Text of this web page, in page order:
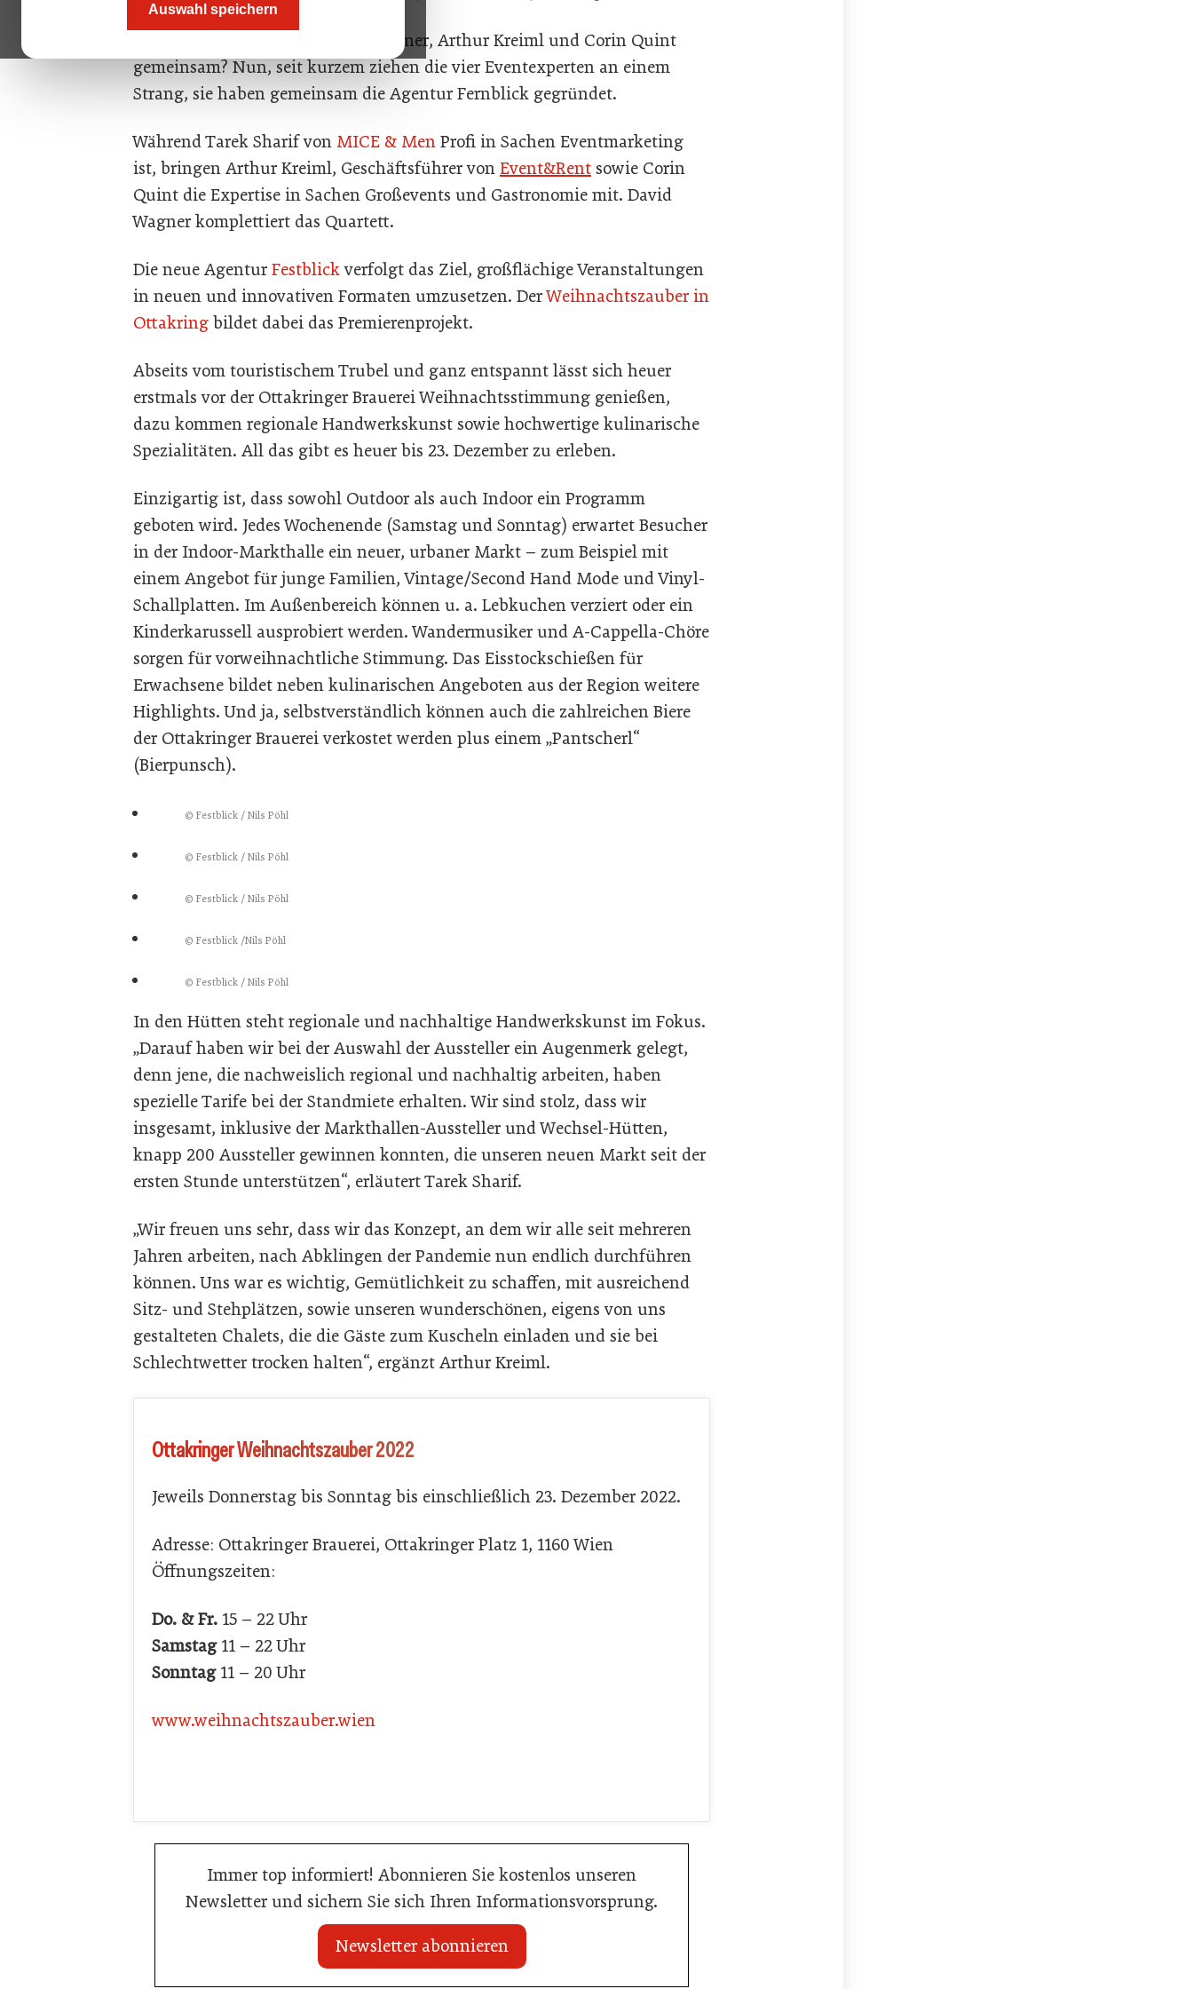
Auswahl speichern
Was haben Tarek Sharif, David Wagner, Arthur Kreiml und Corin Quint
gemeinsam? Nun, seit kurzem ziehen die vier Eventexperten an einem
Strang, sie haben gemeinsam die Agentur Fernblick gegründet.
Während Tarek Sharif von MICE & Men Profi in Sachen Eventmarketing
ist, bringen Arthur Kreiml, Geschäftsführer von Event&Rent sowie Corin
Quint die Expertise in Sachen Großevents und Gastronomie mit. David
Wagner komplettiert das Quartett.
Die neue Agentur Festblickverfolgt das Ziel, großflächige Veranstaltungen
in neuen und innovativen Formaten umzusetzen. DerWeihnachtszauber in
Ottakring bildet dabei das Premierenprojekt.
Abseits vom touristischem Trubel und ganz entspannt lässt sich heuer
erstmals vor der Ottakringer Brauerei Weihnachtsstimmung genießen,
dazu kommen regionale Handwerkskunst sowie hochwertige kulinarische
Spezialitäten. All das gibt es heuer bis 23. Dezember zu erleben.
Einzigartig ist, dass sowohl Outdoor als auch Indoor ein Programm
geboten wird. Jedes Wochenende (Samstag und Sonntag) erwartet Besucher
in der Indoor-Markthalle ein neuer, urbaner Markt – zum Beispiel mit
einem Angebot für junge Familien, Vintage/Second Hand Mode und Vinyl-
Schallplatten. Im Außenbereich können u. a. Lebkuchen verziert oder ein
Kinderkarussell ausprobiert werden. Wandermusiker und A-Cappella-Chöre
sorgen für vorweihnachtliche Stimmung. Das Eisstockschießen für
Erwachsene bildet neben kulinarischen Angeboten aus der Region weitere
Highlights. Und ja, selbstverständlich können auch die zahlreichen Biere
der Ottakringer Brauerei verkostet werden plus einem „Pantscherl“
(Bierpunsch).
© Festblick / Nils Pöhl
© Festblick / Nils Pöhl
© Festblick / Nils Pöhl
© Festblick /Nils Pöhl
© Festblick / Nils Pöhl
In den Hütten steht regionale und nachhaltige Handwerkskunst im Fokus.
„Darauf haben wir bei der Auswahl der Aussteller ein Augenmerk gelegt,
denn jene, die nachweislich regional und nachhaltig arbeiten, haben
spezielle Tarife bei der Standmiete erhalten. Wir sind stolz, dass wir
insgesamt, inklusive der Markthallen-Aussteller und Wechsel-Hütten,
knapp 200 Aussteller gewinnen konnten, die unseren neuen Markt seit der
ersten Stunde unterstützen“, erläutert Tarek Sharif.
„Wir freuen uns sehr, dass wir das Konzept, an dem wir alle seit mehreren
Jahren arbeiten, nach Abklingen der Pandemie nun endlich durchführen
können. Uns war es wichtig, Gemütlichkeit zu schaffen, mit ausreichend
Sitz- und Stehplätzen, sowie unseren wunderschönen, eigens von uns
gestalteten Chalets, die die Gäste zum Kuscheln einladen und sie bei
Schlechtwetter trocken halten“, ergänzt Arthur Kreiml.
Ottakringer Weihnachtszauber 2022
Jeweils Donnerstag bis Sonntag bis einschließlich 23. Dezember 2022.
Adresse: Ottakringer Brauerei, Ottakringer Platz 1, 1160 Wien
Öffnungszeiten:
Do. & Fr. 15 – 22 Uhr
Samstag 11 – 22 Uhr
​Sonntag 11 – 20 Uhr
www.weihnachtszauber.wien
Immer top informiert! Abonnieren Sie kostenlos unseren
Newsletter und sichern Sie sich Ihren Informationsvorsprung.
Newsletter abonnieren